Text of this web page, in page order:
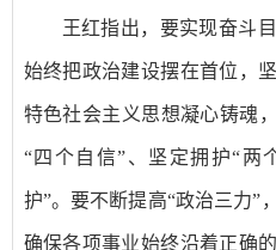
王红指出，要实现奋斗
始终把政治建设摆在首位，
特色社会主义思想凝心铸魂
“四个自信”、坚定拥护“两
护”。要不断提高“政治三力”
确保各项事业始终沿着正确